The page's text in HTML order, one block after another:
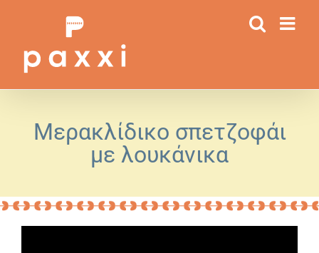
περιεχόμενο
Μερακλίδικο σπετζοφάι
με λουκάνικα